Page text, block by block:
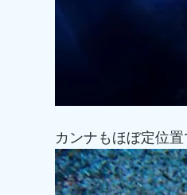
カンナもほぼ定位